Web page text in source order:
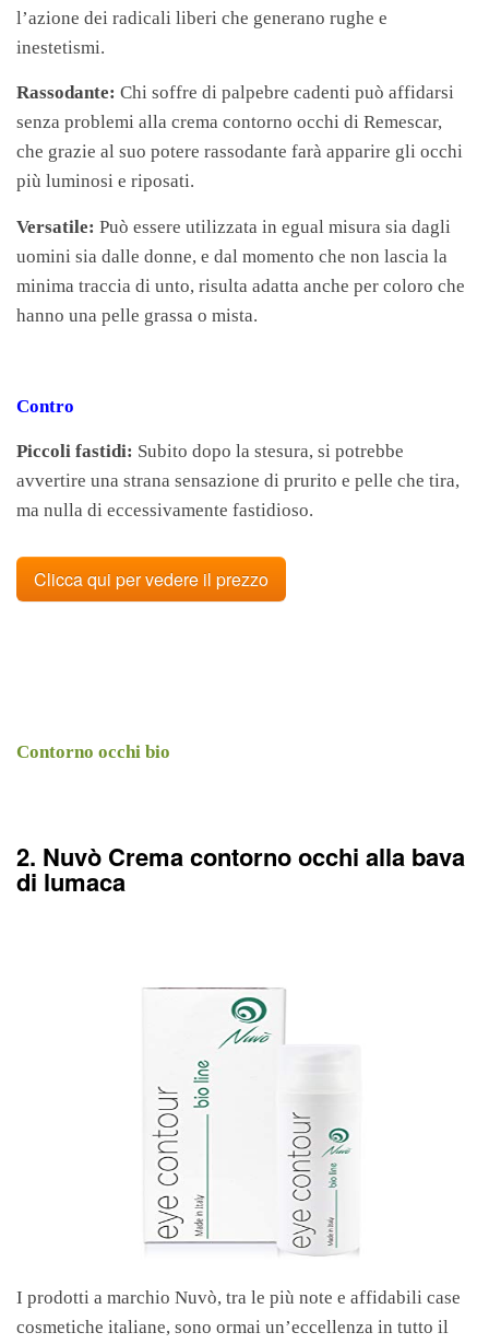
l’azione dei radicali liberi che generano rughe e
inestetismi.
Rassodante: Chi soffre di palpebre cadenti può affidarsi
senza problemi alla crema contorno occhi di Remescar,
che grazie al suo potere rassodante farà apparire gli occhi
più luminosi e riposati.
Versatile: Può essere utilizzata in egual misura sia dagli
uomini sia dalle donne, e dal momento che non lascia la
minima traccia di unto, risulta adatta anche per coloro che
hanno una pelle grassa o mista.
Contro
Piccoli fastidi: Subito dopo la stesura, si potrebbe
avvertire una strana sensazione di prurito e pelle che tira,
ma nulla di eccessivamente fastidioso.
Clicca qui per vedere il prezzo
Contorno occhi bio
2. Nuvò Crema contorno occhi alla bava
di lumaca
I prodotti a marchio Nuvò, tra le più note e affidabili case
cosmetiche italiane, sono ormai un’eccellenza in tutto il